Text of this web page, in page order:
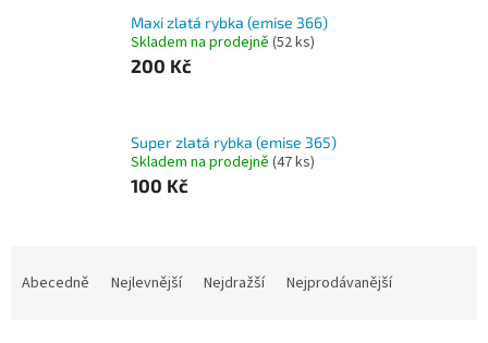
Maxi zlatá rybka (emise 366)
Skladem na prodejně (52 ks)
200 Kč
Super zlatá rybka (emise 365)
Skladem na prodejně (47 ks)
100 Kč
Abecedně Nejlevnější Nejdražší Nejprodávanější